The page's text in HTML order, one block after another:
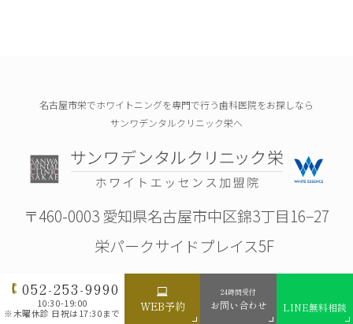
名古屋市栄でホワイトニングを専門で行う歯科医院をお探しなら
サンワデンタルクリニック栄へ
〒460-0003 愛知県名古屋市中区錦3丁目16−27
栄パークサイドプレイス5F
052-253-9990
10:30-19:00
※木曜休診 日祝は17:30まで
WEB予約
24時間受付
お問い合わせ LINE無料相談